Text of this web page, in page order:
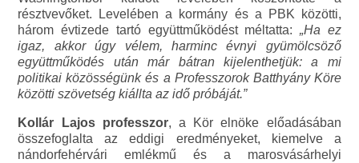
résztvevőket. Levelében a kormány és a PBK közötti,
három évtizede tartó együttműködést méltatta: „Ha ez
igaz, akkor úgy vélem, harminc évnyi gyümölcsöző
együttműködés után már bátran kijelenthetjük: a mi
politikai közösségünk és a Professzorok Batthyány Köre
közötti szövetség kiállta az idő próbáját.”
Kollár Lajos professzor, a Kör elnöke előadásában
összefoglalta az eddigi eredményeket, kiemelve a
nándorfehérvári emlékmű és a marosvásárhelyi